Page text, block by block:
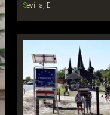
Sevilla, E